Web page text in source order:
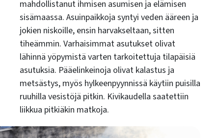
mahdollistanut ihmisen asumisen ja elämisen
sisämaassa. Asuinpaikkoja syntyi veden ääreen ja
jokien niskoille, ensin harvakseltaan, sitten
tiheämmin. Varhaisimmat asutukset olivat
lähinnä yöpymistä varten tarkoitettuja tilapäisiä
asutuksia. Pääelinkeinoja olivat kalastus ja
metsästys, myös hylkeenpyynnissä käytiin puisilla
ruuhilla vesistöjä pitkin. Kivikaudella saatettiin
liikkua pitkiäkin matkoja.